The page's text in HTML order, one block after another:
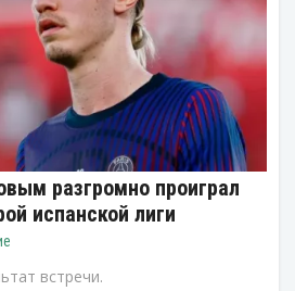
разгромно проиграл
испанской лиги
встречи.